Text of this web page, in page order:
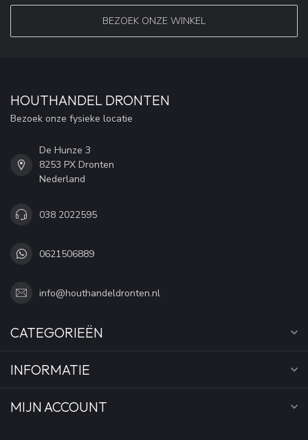
BEZOEK ONZE WINKEL
HOUTHANDEL DRONTEN
Bezoek onze fysieke locatie
De Hunze 3
8253 PX Dronten
Nederland
038 2022595
0621506889
info@houthandeldronten.nl
CATEGORIEËN
INFORMATIE
MIJN ACCOUNT